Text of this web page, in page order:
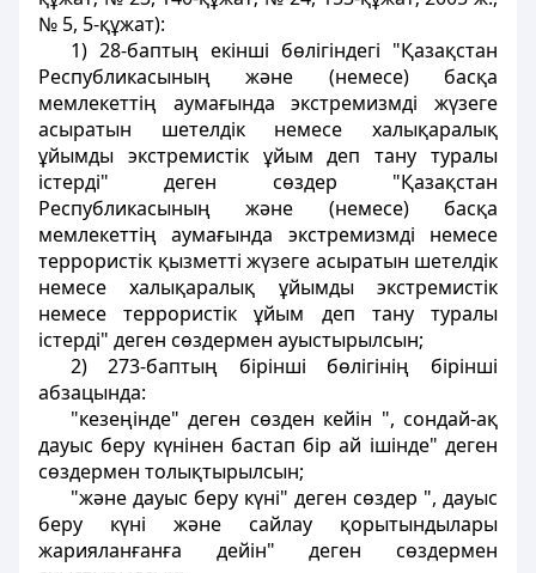
№ 5, 5-құжат):
1) 28-баптың екiншi бөлiгіндегi "Қазақстан
Республикасының және (немесе) басқа
мемлекеттің аумағында экстремизмдi жүзеге
асыратын шетелдiк немесе халықаралық
ұйымды экстремистiк ұйым деп тану туралы
iстердi" деген сөздер "Қазақстан
Республикасының және (немесе) басқа
мемлекеттің аумағында экстремизмді немесе
террористік қызметті жүзеге асыратын шетелдiк
немесе халықаралық ұйымды экстремистiк
немесе террористiк ұйым деп тану туралы
iстердi" деген сөздермен ауыстырылсын;
2) 273-баптың бiрiншi бөлiгiнiң бiрiншi
абзацында:
"кезеңiнде" деген сөзден кейiн ", сондай-ақ
дауыс беру күнiнен бастап бiр ай iшiнде" деген
сөздермен толықтырылсын;
"және дауыс беру күнi" деген сөздер ", дауыс
беру күнi және сайлау қорытындылары
жарияланғанға дейiн" деген сөздермен